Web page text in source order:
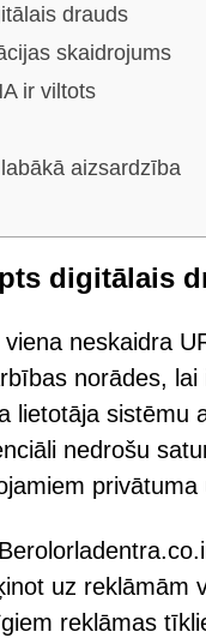
drauds
skaidrojums
ir viltots
aizsardzība
digitālais
neskaidra
norādes,
lietotāja sistēmu
nedrošu
uz
reklāmas